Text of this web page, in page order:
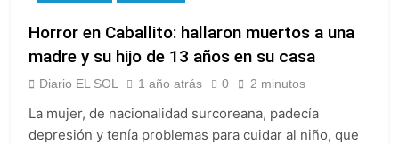
Horror en Caballito: hallaron muertos a una
madre y su hijo de 13 años en su casa
Diario EL SOL 1 año atrás 0 2 minutos
La mujer, de nacionalidad surcoreana, padecía
depresión y tenía problemas para cuidar al niño, que